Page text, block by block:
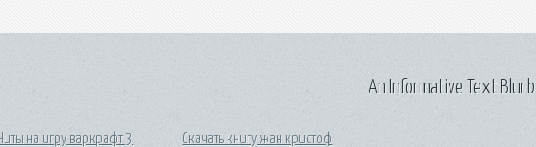
на игру варкрафт 3
Скачать книгу жан кристоф
An Informative Text Blurb